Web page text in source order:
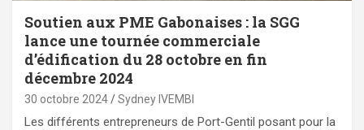
Soutien aux PME Gabonaises : la SGG
lance une tournée commerciale
d’édification du 28 octobre en fin
décembre 2024
30 octobre 2024 Sydney IVEMBI
Les différents entrepreneurs de Port-Gentil posant pour la